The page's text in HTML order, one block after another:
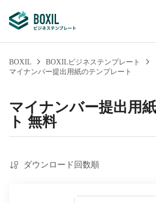
BOXIL
BOXILビジネステンプレート
マイナンバー提出用紙のテンプレート
マイナンバー提出用
ト 無料
ダウンロード回数順